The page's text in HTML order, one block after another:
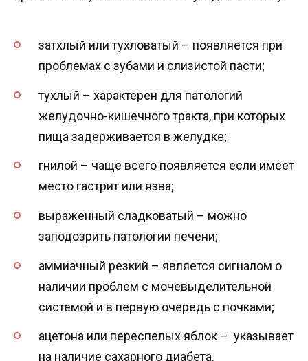
затхлый или тухловатый – появляется при
проблемах с зубами и слизистой пасти;
тухлый – характерен для патологий
желудочно-кишечного тракта, при которых
пища задерживается в желудке;
гнилой – чаще всего появляется если имеет
место гастрит или язва;
выраженный сладковатый – можно
заподозрить патологии печени;
аммиачный резкий – является сигналом о
наличии проблем с мочевыделительной
системой и в первую очередь с почками;
ацетона или переспелых яблок – указывает
на наличие сахарного диабета.